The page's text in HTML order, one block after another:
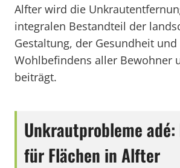
Alfter wird die
integralen Bestandteil der
Gestaltung, der Gesundheit und
Wohlbefindens aller Bewohner
beiträgt.
Unkrautprobleme adé:
für Flächen in Alfter